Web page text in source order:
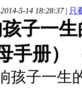
5-14 18:28:37 | 只
子一
手册）
孩子一